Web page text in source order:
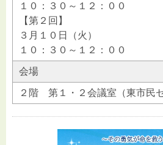
１０：３０～１２：００
【第２回】
３月１０日（火）
１０：３０～１２：００
会場
２階 第１・２会議室（東市民セ